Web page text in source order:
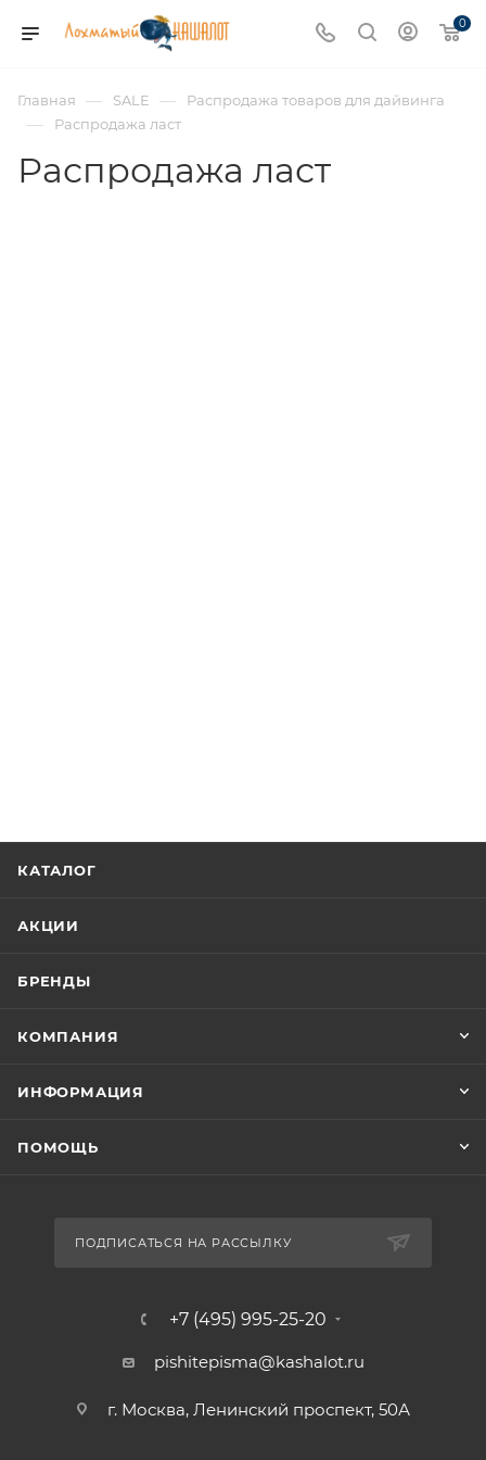
0
Главная — SALE — Распродажа товаров для дайвинга
— Распродажа ласт
Распродажа ласт
КАТАЛОГ
АКЦИИ
БРЕНДЫ
КОМПАНИЯ
ИНФОРМАЦИЯ
ПОМОЩЬ
ПОДПИСАТЬСЯ НА РАССЫЛКУ
+7 (495) 995-25-20​
pishitepisma@kashalot.ru
г. Москва, Ленинский проспект, 50А​